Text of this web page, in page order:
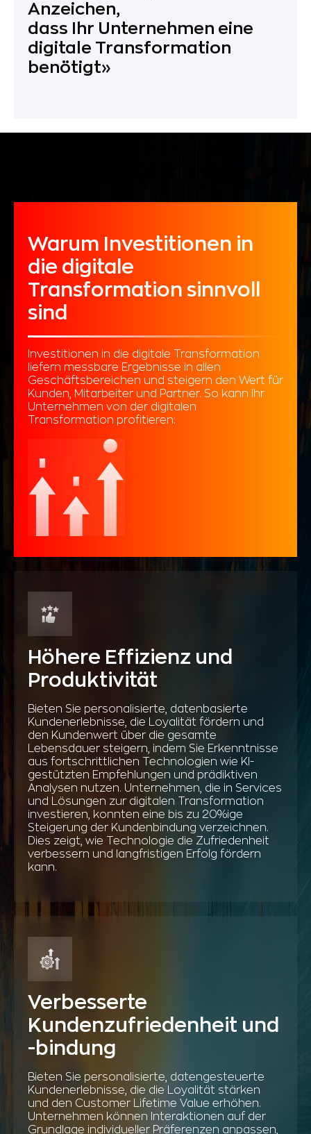
Anzeichen,
dass Ihr Unternehmen eine
digitale Transformation
benötigt»
Warum Investitionen in
die digitale
Transformation sinnvoll
sind
Investitionen in die digitale Transformation
liefern messbare Ergebnisse in allen
Geschäftsbereichen und steigern den Wert für
Kunden, Mitarbeiter und Partner. So kann Ihr
Unternehmen von der digitalen
Transformation profitieren:
Höhere Effizienz und
Produktivität
Bieten Sie personalisierte, datenbasierte
Kundenerlebnisse, die Loyalität fördern und
den Kundenwert über die gesamte
Lebensdauer steigern, indem Sie Erkenntnisse
aus fortschrittlichen Technologien wie KI-
gestützten Empfehlungen und prädiktiven
Analysen nutzen. Unternehmen, die in Services
und Lösungen zur digitalen Transformation
investieren, konnten eine bis zu 20%ige
Steigerung der Kundenbindung verzeichnen.
Dies zeigt, wie Technologie die Zufriedenheit
verbessern und langfristigen Erfolg fördern
kann.
Verbesserte
Kundenzufriedenheit und
-bindung
Bieten Sie personalisierte, datengesteuerte
Kundenerlebnisse, die die Loyalität stärken
und den Customer Lifetime Value erhöhen.
Unternehmen können Interaktionen auf der
Grundlage individueller Präferenzen anpassen,